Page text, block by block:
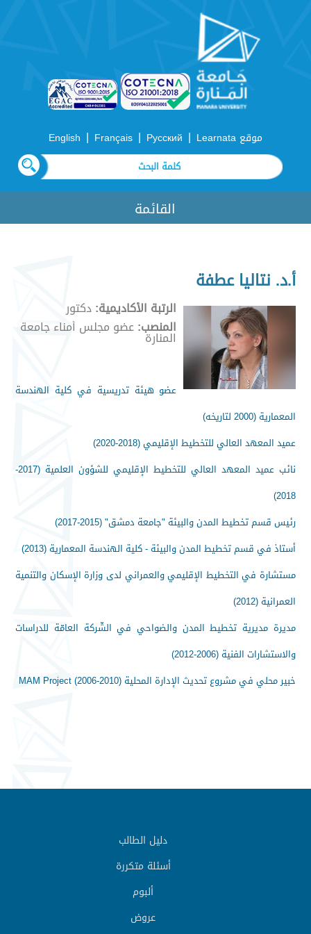
موقع Learnata |
Русский
|
Français
|
English
القائمة
أ.د. نتاليا عطفة
الرتبة الأكاديمية:دكتور
المنصب:عضو مجلس أمناء جامعة
المنارة
عضو هيئة تدريسية في كلية الهندسة
المعمارية (2000 لتاريخه)
عميد المعهد العالي للتخطيط الإقليمي (2018-2020)
نائب عميد المعهد العالي للتخطيط الإقليمي للشؤون العلمية (2017-
2018)
رئيس قسم تخطيط المدن والبيئة "جامعة دمشق" (2015-2017)
أستاذ في قسم تخطيط المدن والبيئة - كلية الهندسة المعمارية (2013)
مستشارة في التخطيط الإقليمي والعمراني لدى وزارة الإسكان والتنمية
العمرانية (2012)
مديرة مديرية تخطيط المدن والضواحي في الشّركة العامّة للدراسات
والاستشارات الفنية (2006-2012)
خبير محلي في مشروع تحديث الإدارة المحلية MAM Project (2006-2010)
دليل الطالب
أسئلة متكررة
ألبوم
عروض